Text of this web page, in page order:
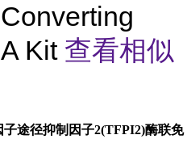
Kit 查看相似
途径抑制因子2(TFPI2)酶联免